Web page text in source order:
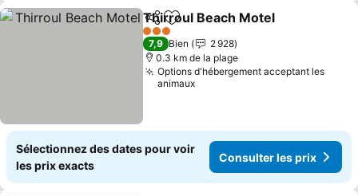
PartagerAjouter à mes favoris
Thirroul Beach Motel
3 Étoiles
7,9 Bien
2 928
0.3 km de la plage
Options d'hébergement acceptant les
animaux
Sélectionnez des dates pour voir
les prix exacts
Consulter les prix